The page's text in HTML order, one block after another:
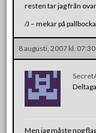
resten tar jag från
/J – mekar på
8 augusti, 2007 kl. 07:30
Men jag måste nog